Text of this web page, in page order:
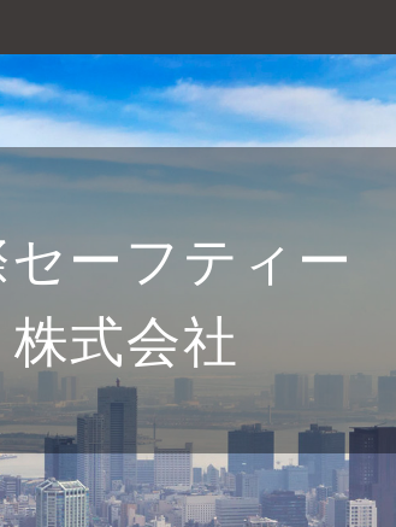
ーフティー
株式会社